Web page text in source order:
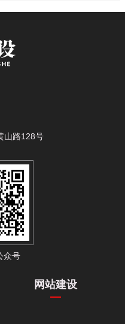
山路128号
众号
网站建设